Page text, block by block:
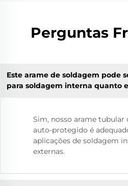
Perguntas
Este arame de soldagem pode
para soldagem interna quanto
Sim, nosso arame tubular
auto-protegido é
aplicações de soldagem
externas.